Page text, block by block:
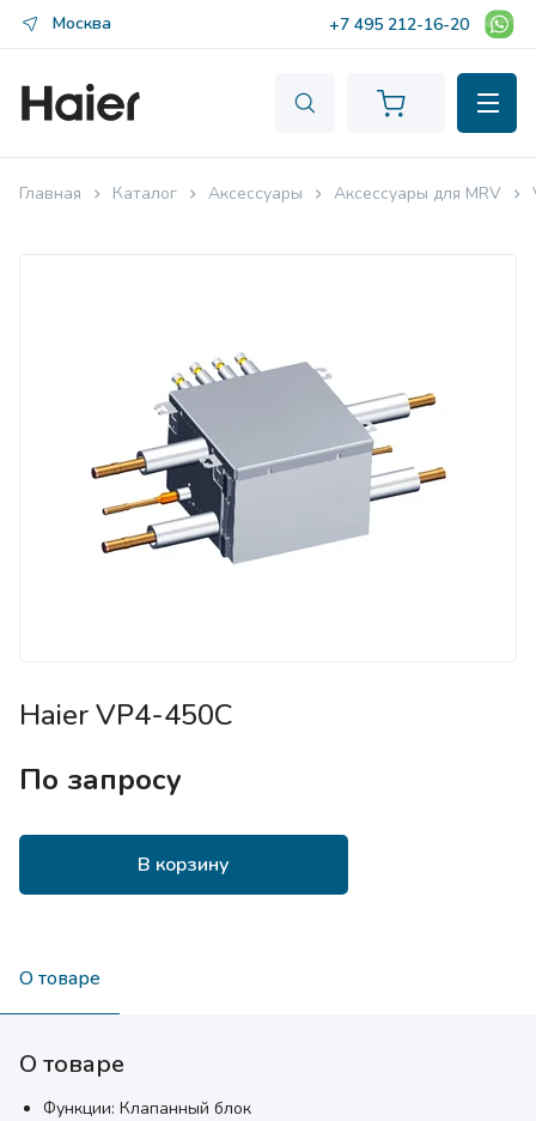
Москва +7 495 212-16-20
Главная Каталог Аксессуары Аксессуары для MRV
Haier VP4-450C
По запросу
В корзину
О товаре
О товаре
Функции: Клапанный блок